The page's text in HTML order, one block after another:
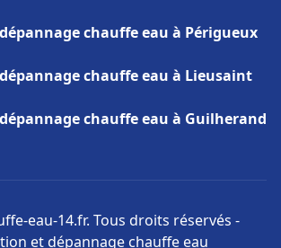
chauffe eau à Périgueux
chauffe eau à Lieusaint
chauffe eau à Guilherand
eau-14.fr. Tous droits réservés -
et dépannage chauffe eau